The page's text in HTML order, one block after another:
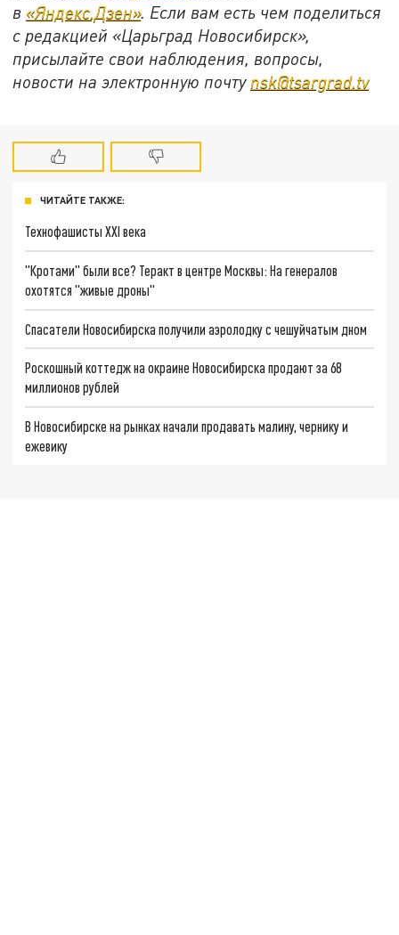
в «Яндекс.Дзен». Если вам есть чем поделиться
с редакцией «Царьград Новосибирск»,
присылайте свои наблюдения, вопросы,
новости на электронную почту nsk@tsargrad.tv
ЧИТАЙТЕ ТАКЖЕ:
Технофашисты XXI века
"Кротами" были все? Теракт в центре Москвы: На генералов
охотятся "живые дроны"
Спасатели Новосибирска получили аэролодку с чешуйчатым дном
Роскошный коттедж на окраине Новосибирска продают за 68
миллионов рублей
В Новосибирске на рынках начали продавать малину, чернику и
ежевику